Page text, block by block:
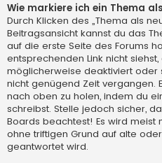
Wie markiere ich ein Thema
Durch Klicken des „Thema als
Beitragsansicht kannst du das
auf die erste Seite des Forums
entsprechenden Link nicht
möglicherweise deaktiviert oder
nicht genügend Zeit vergangen.
nach oben zu holen, indem du
schreibst. Stelle jedoch sicher,
Boards beachtest! Es wird meist
ohne triftigen Grund auf alte
geantwortet wird.